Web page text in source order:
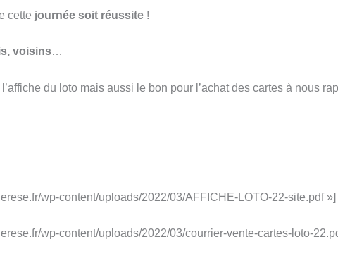
cette journée soit réussite !
voisins…
l’affiche du loto mais aussi le bon pour l’achat des cartes à nous
wp-content/uploads/2022/03/AFFICHE-LOTO-22-site.pdf »]
wp-content/uploads/2022/03/courrier-vente-cartes-loto-